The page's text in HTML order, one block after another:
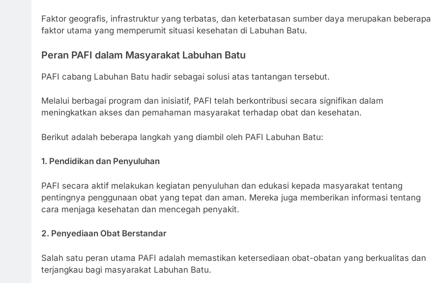
Faktor geografis, infrastruktur yang terbatas, dan keterbatasan sumber daya merupakan beberapa
faktor utama yang memperumit situasi kesehatan di Labuhan Batu.
Peran PAFI dalam Masyarakat Labuhan Batu
PAFI cabang Labuhan Batu hadir sebagai solusi atas tantangan tersebut.
Melalui berbagai program dan inisiatif, PAFI telah berkontribusi secara signifikan dalam
meningkatkan akses dan pemahaman masyarakat terhadap obat dan kesehatan.
Berikut adalah beberapa langkah yang diambil oleh PAFI Labuhan Batu:
1. Pendidikan dan Penyuluhan
PAFI secara aktif melakukan kegiatan penyuluhan dan edukasi kepada masyarakat tentang
pentingnya penggunaan obat yang tepat dan aman. Mereka juga memberikan informasi tentang
cara menjaga kesehatan dan mencegah penyakit.
2. Penyediaan Obat Berstandar
Salah satu peran utama PAFI adalah memastikan ketersediaan obat-obatan yang berkualitas dan
terjangkau bagi masyarakat Labuhan Batu.